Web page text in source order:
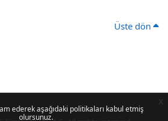
ederek aşağıdaki politikaları kabul etmiş
olursunuz.
x
Üste dön